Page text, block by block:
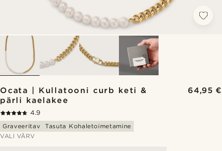
Ocata | Kullatooni curb keti &
pärli kaelakee
64,95 €
4.9
Graveeritav
Tasuta Kohaletoimetamine
VALI VÄRV